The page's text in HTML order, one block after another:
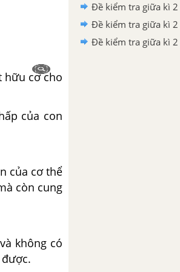
hữu cơ cho
của con
của cơ thể
còn cung
không có